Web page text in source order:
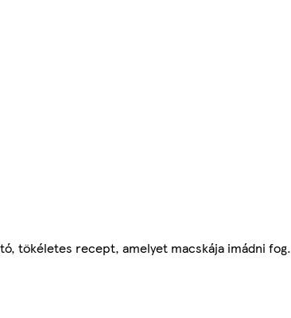
tökéletes recept, amelyet macskája imádni fog.